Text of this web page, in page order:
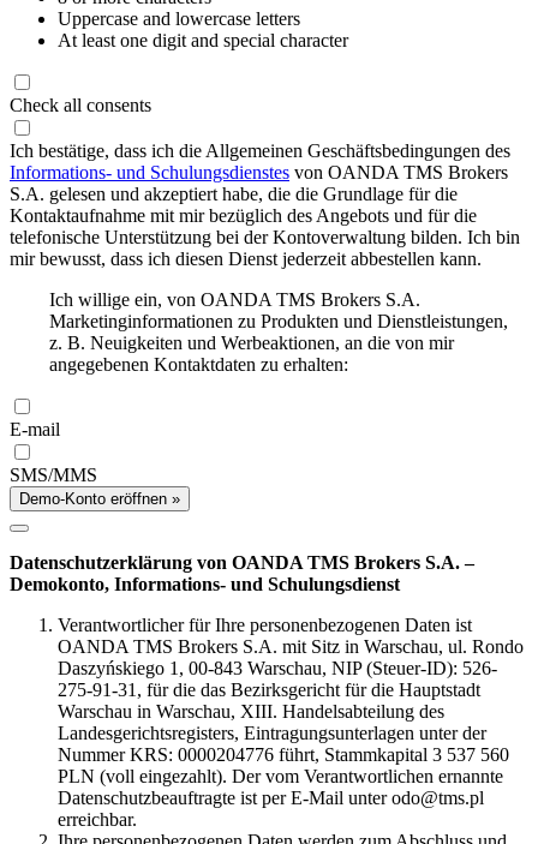
Uppercase and lowercase letters
At least one digit and special character
Check all consents
Ich bestätige, dass ich die Allgemeinen Geschäftsbedingungen des
Informations- und Schulungsdienstes von OANDA TMS Brokers
S.A. gelesen und akzeptiert habe, die die Grundlage für die
Kontaktaufnahme mit mir bezüglich des Angebots und für die
telefonische Unterstützung bei der Kontoverwaltung bilden. Ich bin
mir bewusst, dass ich diesen Dienst jederzeit abbestellen kann.
Ich willige ein, von OANDA TMS Brokers S.A.
Marketinginformationen zu Produkten und Dienstleistungen,
z. B. Neuigkeiten und Werbeaktionen, an die von mir
angegebenen Kontaktdaten zu erhalten:
E-mail
SMS/MMS
Demo-Konto eröffnen »
Datenschutzerklärung von OANDA TMS Brokers S.A. –
Demokonto, Informations- und Schulungsdienst
Verantwortlicher für Ihre personenbezogenen Daten ist
OANDA TMS Brokers S.A. mit Sitz in Warschau, ul. Rondo
Daszyńskiego 1, 00-843 Warschau, NIP (Steuer-ID): 526-
275-91-31, für die das Bezirksgericht für die Hauptstadt
Warschau in Warschau, XIII. Handelsabteilung des
Landesgerichtsregisters, Eintragungsunterlagen unter der
Nummer KRS: 0000204776 führt, Stammkapital 3 537 560
PLN (voll eingezahlt). Der vom Verantwortlichen ernannte
Datenschutzbeauftragte ist per E-Mail unter odo@tms.pl
erreichbar.